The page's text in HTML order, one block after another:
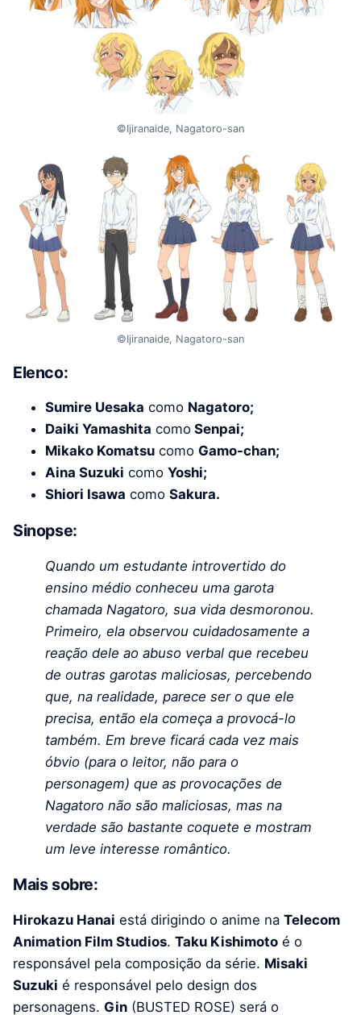
©Ijiranaide, Nagatoro-san
©Ijiranaide, Nagatoro-san
Elenco:
Sumire Uesaka como Nagatoro;
Daiki Yamashita como Senpai;
Mikako Komatsu como Gamo-chan;
Aina Suzuki como Yoshi;
Shiori Isawa como Sakura.
Sinopse:
Quando um estudante introvertido do
ensino médio conheceu uma garota
chamada Nagatoro, sua vida desmoronou.
Primeiro, ela observou cuidadosamente a
reação dele ao abuso verbal que recebeu
de outras garotas maliciosas, percebendo
que, na realidade, parece ser o que ele
precisa, então ela começa a provocá-lo
também. Em breve ficará cada vez mais
óbvio (para o leitor, não para o
personagem) que as provocações de
Nagatoro não são maliciosas, mas na
verdade são bastante coquete e mostram
um leve interesse romântico.
Mais sobre:
Hirokazu Hanai está dirigindo o anime na Telecom
Animation Film Studios. Taku Kishimoto é o
responsável pela composição da série. Misaki
Suzuki é responsável pelo design dos
personagens. Gin (BUSTED ROSE) será o